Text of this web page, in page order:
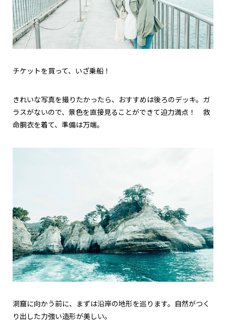
チケットを買って、いざ乗船！
きれいな写真を撮りたかったら、おすすめは後ろのデッキ。ガ
ラスがないので、景色を直接見ることができて迫力満点！ 救
命胴衣を着て、準備は万端。
洞窟に向かう前に、まずは沿岸の地形を巡ります。自然がつく
り出した力強い造形が美しい。